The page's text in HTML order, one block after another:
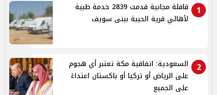
1
قافلة مجانية قدمت 2839 خدمة طبية
لأهالي قرية الحيبة ببنى سويف
2
السعودية: اتفاقية مكة تعتبر أي هجوم
على الرياض أو تركيا أو باكستان اعتداءً
على الجميع